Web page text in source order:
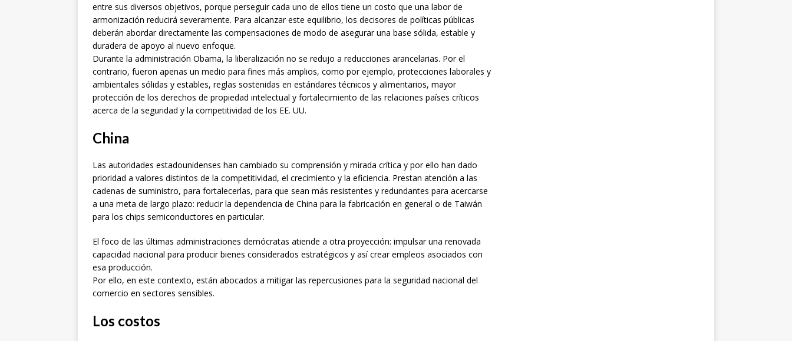
entre sus diversos objetivos, porque perseguir cada uno de ellos tiene un costo que una labor de
armonización reducirá severamente. Para alcanzar este equilibrio, los decisores de políticas públicas
deberán abordar directamente las compensaciones de modo de asegurar una base sólida, estable y
duradera de apoyo al nuevo enfoque.
Durante la administración Obama, la liberalización no se redujo a reducciones arancelarias. Por el
contrario, fueron apenas un medio para fines más amplios, como por ejemplo, protecciones laborales y
ambientales sólidas y estables, reglas sostenidas en estándares técnicos y alimentarios, mayor
protección de los derechos de propiedad intelectual y fortalecimiento de las relaciones países críticos
acerca de la seguridad y la competitividad de los EE. UU.
China
Las autoridades estadounidenses han cambiado su comprensión y mirada crítica y por ello han dado
prioridad a valores distintos de la competitividad, el crecimiento y la eficiencia. Prestan atención a las
cadenas de suministro, para fortalecerlas, para que sean más resistentes y redundantes para acercarse
a una meta de largo plazo: reducir la dependencia de China para la fabricación en general o de Taiwán
para los chips semiconductores en particular.
El foco de las últimas administraciones demócratas atiende a otra proyección: impulsar una renovada
capacidad nacional para producir bienes considerados estratégicos y así crear empleos asociados con
esa producción.
Por ello, en este contexto, están abocados a mitigar las repercusiones para la seguridad nacional del
comercio en sectores sensibles.
Los costos